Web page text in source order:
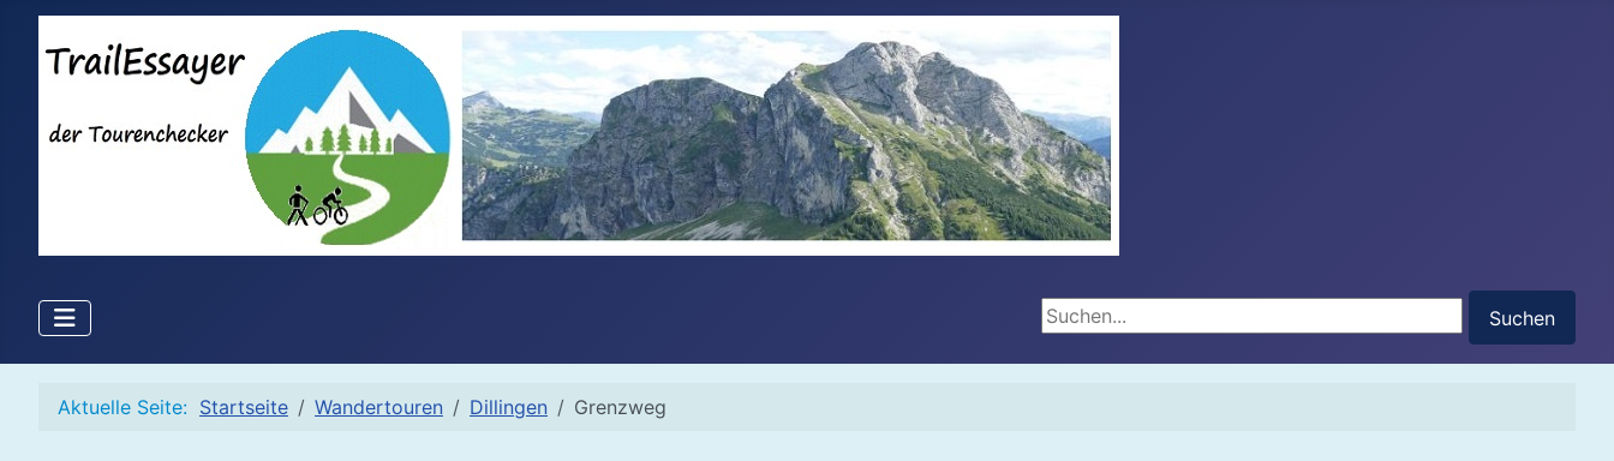
Suchen...
Suchen
Aktuelle Seite: Startseite Wandertouren Dillingen Grenzweg